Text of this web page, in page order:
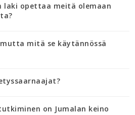
laki opettaa meitä olemaan
mitä se käytännössä
on Jumalan keino